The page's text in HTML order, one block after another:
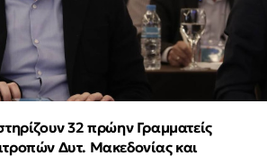
32 πρώην Γραμματείς
Δυτ. Μακεδονίας και